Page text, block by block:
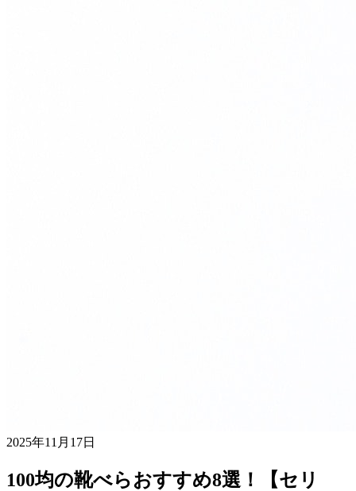
2025年11月17日
100均の靴べらおすすめ8選！【セリ